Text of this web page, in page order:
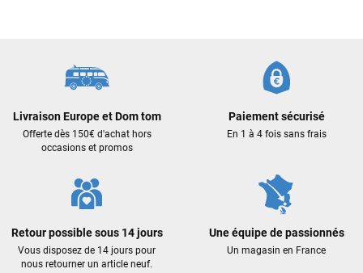
Livraison Europe et Dom tom
Offerte dès 150€ d'achat hors
occasions et promos
Paiement sécurisé
En 1 à 4 fois sans frais
Retour possible sous 14 jours
Vous disposez de 14 jours pour
nous retourner un article neuf.
Une équipe de passionnés
Un magasin en France
encore pour cette severne dyno !
Maronui RICHMOND
il y a 3 mois
J'ai acheté une voile d'occasion depuis Tahiti. Super service.
L'envoi a été rapide. La voile est arrivée en super état.
VOIR TOUS LES AVIS